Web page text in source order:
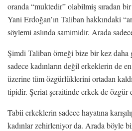
oranda “muktedir” olabilmiş sıradan
Yani Erdoğan’ın Taliban hakkındaki
söylemi aslında samimidir. Arada
Şimdi Taliban örneği bize bir kez daha
sadece kadınların değil erkeklerin de
üzerine tüm özgürlüklerini ortadan
tipidir. Şeriat şeraitinde erkek de
Tabii erkeklerin sadece hayatına
kadınlar zehirleniyor da. Arada böyle